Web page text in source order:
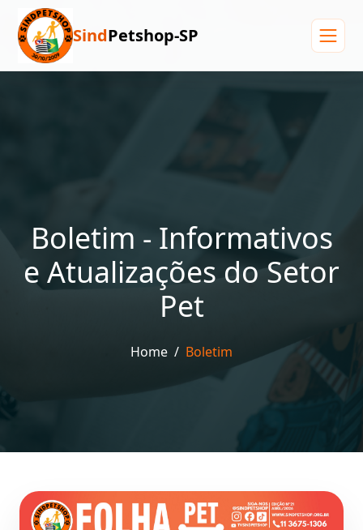
SindPetshop-SP
Boletim - Informativos
e Atualizações do Setor
Pet
Home Boletim